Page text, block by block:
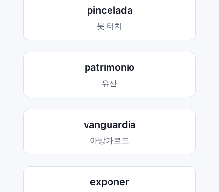
pincelada
붓 터치
patrimonio
유산
vanguardia
아방가르드
exponer